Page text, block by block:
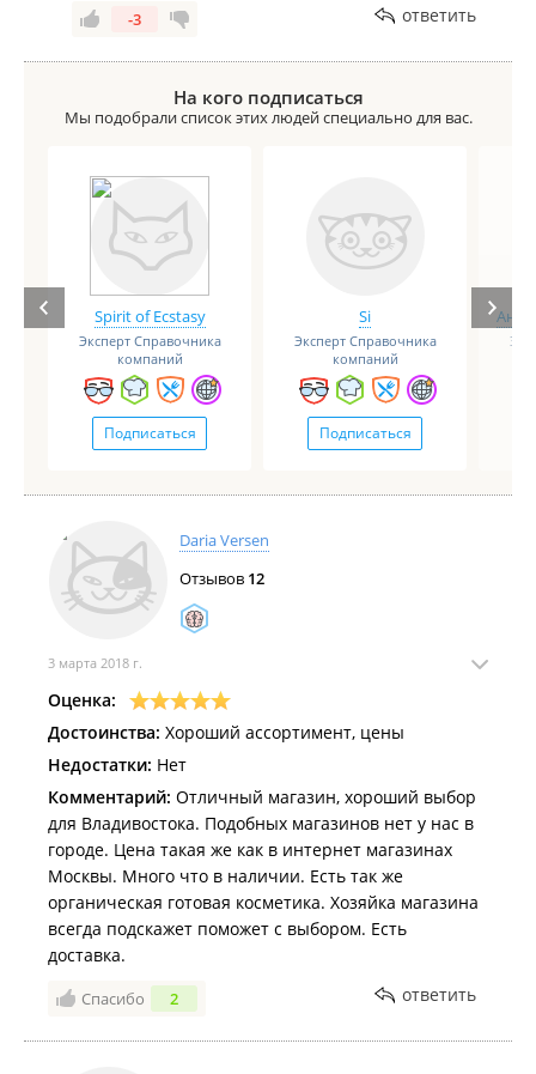
-3 ответить
На кого подписаться
Мы подобрали список этих людей специально для вас.
Spirit of Ecstasy
Эксперт Справочника
компаний
Подписаться
Si
Эксперт Справочника
компаний
Подписаться
Daria Versen
Отзывов 12
3 марта 2018 г.
Оценка:
Достоинства: Хороший ассортимент, цены
Недостатки: Нет
Комментарий: Отличный магазин, хороший выбор
для Владивостока. Подобных магазинов нет у нас в
городе. Цена такая же как в интернет магазинах
Москвы. Много что в наличии. Есть так же
органическая готовая косметика. Хозяйка магазина
всегда подскажет поможет с выбором. Есть
доставка.
Спасибо 2 ответить